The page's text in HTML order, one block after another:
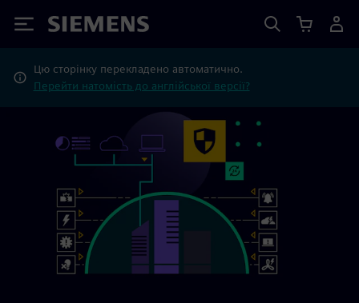
Siemens
Цю сторінку перекладено автоматично.
Перейти натомість до англійської версії?